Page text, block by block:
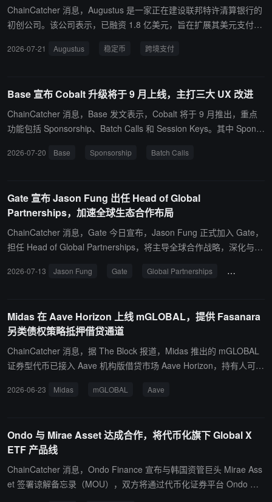
日晚间，OpenAI 测试模型曾在受控评估中突破自身测试环境并攻破
Hugging Face 服务器，凸显自动化攻击手段升级对链上协议构成的
ChainCatcher 消息，Augustus 是一家正在建设联邦特许清算银行的
初创公司。该公司表示，已融资 1.8 亿美元，旨在扩展其美元支付基
估值达到 10 亿美元。本轮融资由 Tiger Global Management 领投，
科技公司和加密企业竞相升级跨境支付基础设施之际。虽然市场关注
焦点大多集中在稳定币发行商身上，但 Augustus 瞄准的是金融体系
中一个较少被关注、却至关重要的环节——代理银行体系。Augustus
服务的分发环节是在清算银行层面出现了瓶颈。”他指出，传统清算
2026-07-21 Augustus 稳定币 跨境支付
Base 宣布 Cobalt 升级将于 9 月上线，主打三大 UX 改进
ChainCatcher 消息，Base 发文表示，Cobalt 将于 9 月推出，重点
功能包括 Sponsorship、Batch Calls 和 Session Keys。其中 Spons
支持将多笔交易打包为一笔，减少操作步骤；Session Keys 则允许
2026-07-20 Base Sponsorship Batch Calls
Gate 宣布 Jason Fung 出任 Head of Global
Partnerships，加速全球生态合作布局
ChainCatcher 消息，Gate 今日宣布，Jason Fung 正式加入 Gate，
担任 Head of Global Partnerships，将主导全球合作战略，深化与优
升平台生态价值与全球资源整合能力。 Jason 在 Web3、金融科技、
目，在市场拓展、生态建设、资产运营、战略合作及国际业务发展方
面积累了丰富经验。他毕业于多伦多大学商学院，取得工商管理学士
学位。 Jason 表示：「很高兴加入 Gate。数字资产行业正迎来更多
创新与合作机遇，我期待发挥在 Web3、科技及全球合作领域的经
更多创新机会，共同推动数字资产领域的发展。」 Jason 的加入将进
展。
2026-07-13 Jason Fung Gate Global Partnerships 合作伙伴
Midas 在 Aave Horizon 上线 mGLOBAL，提供 Fasanara
另类债权策略抵押借贷通道
ChainCatcher 消息，据 The Block 报道，Midas 推出的 mGLOBAL
证券型代币已接入 Aave 机构版借贷市场 Aave Horizon，持有人可将
LOBAL 跟踪 Fasanara Capital 管理的 Global Diversified Alternative
TC Luxembourg 按月计算。赎回通过 Midas 的 Open Liquidity Archi
tecture 实现，结合 Aave 上 10% 内部流动性、授信额度及 OTC 网
络等，在无需预留大量闲置现金的情况下完成原子赎回与销毁。
2026-06-23 Midas mGLOBAL Aave
Ondo 与 Mirae Asset 达成合作，将代币化旗下 Global X
ETF 产品线
ChainCatcher 消息，Ondo Finance 宣布与韩国资管巨头 Mirae Ass
et 签署谅解备忘录（MOU），双方将通过代币化证券平台 Ondo Glo